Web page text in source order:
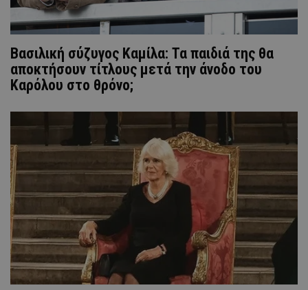
Bασιλική σύζυγος Καμίλα: Τα παιδιά της θα
αποκτήσουν τίτλους μετά την άνοδο του
Καρόλου στο θρόνο;